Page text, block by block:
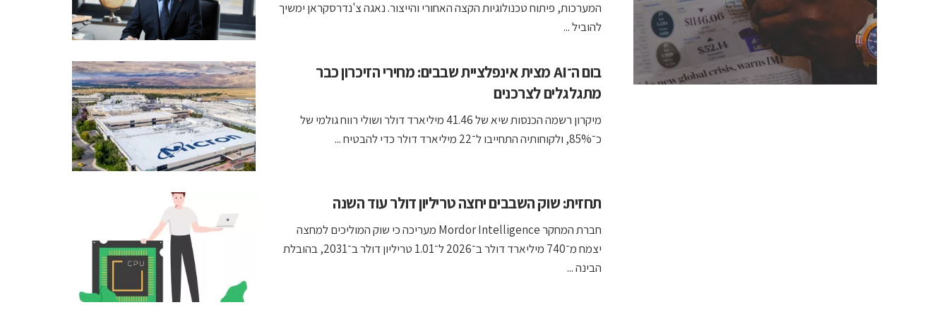
המערכות, פיתוח טכנולוגיות הקצה האחורי והייצור. נאגה צ'נדרסקראן ימשיך
להוביל ...
בום ה־AI מצית אינפלציית שבבים: מחירי הזיכרון כבר
מתגלגלים לצרכנים
מיקרון רשמה הכנסות שיא של 41.46 מיליארד דולר ושולי רווח גולמי של
כ־85%, ולקוחותיה התחייבו ל־22 מיליארד דולר כדי להבטיח ...
תחזית: שוק השבבים יחצה טריליון דולר עוד השנה
חברת המחקר Mordor Intelligence מעריכה כי שוק המוליכים למחצה
יצמח מ־740 מיליארד דולר ב־2026 ל־1.01 טריליון דולר ב־2031, בהובלת
הבינה ...
experts, and senior executives.
לחץ לפרטים